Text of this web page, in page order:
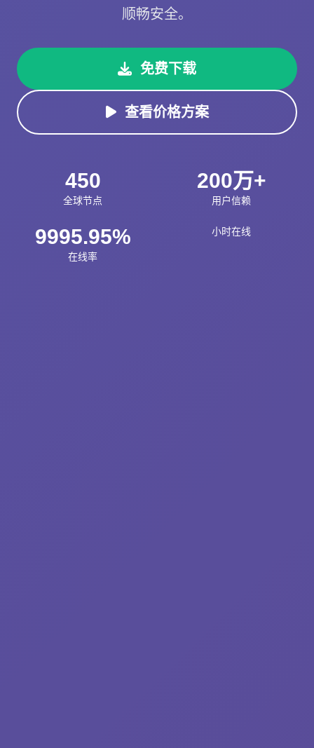
顺畅安全。
免费下载
查看价格方案
450
全球节点
200万+
用户信赖
9995.95%
在线率
小时在线